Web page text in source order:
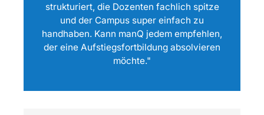
strukturiert, die Dozenten fachlich spitze
und der Campus super einfach zu
handhaben. Kann manQ jedem empfehlen,
der eine Aufstiegsfortbildung absolvieren
möchte."